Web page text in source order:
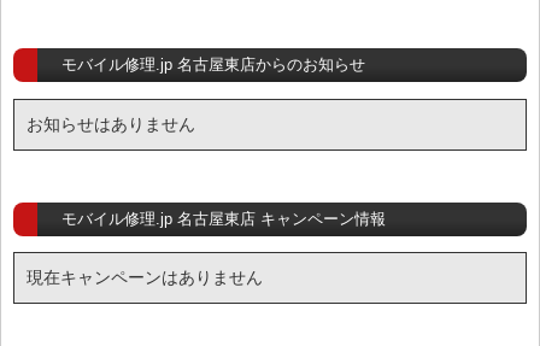
モバイル修理.jp 名古屋東店からのお知らせ
お知らせはありません
モバイル修理.jp 名古屋東店 キャンペーン情報
現在キャンペーンはありません